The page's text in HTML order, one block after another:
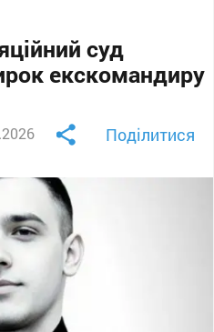
суд
екскомандиру
Поділитися